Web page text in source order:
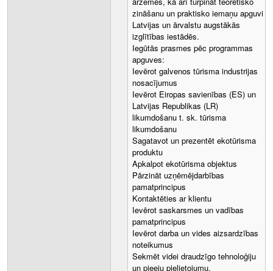
zināšanu un praktisko iemaņu apguvi
Latvijas un ārvalstu augstākās
izglītības iestādēs.
Iegūtās prasmes pēc programmas
apguves:
Ievērot galvenos tūrisma industrijas
nosacījumus
Ievērot Eiropas savienības (ES) un
Latvijas Republikas (LR)
likumdošanu t. sk. tūrisma
likumdošanu
Sagatavot un prezentēt ekotūrisma
produktu
Apkalpot ekotūrisma objektus
Pārzināt uzņēmējdarbības
pamatprincipus
Kontaktēties ar klientu
Ievērot saskarsmes un vadības
pamatprincipus
Ievērot darba un vides aizsardzības
noteikumus
Sekmēt videi draudzīgo tehnoloģiju
un pieeju pielietojumu.